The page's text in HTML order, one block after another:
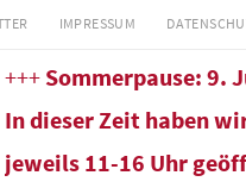
IMPRESSUM
+++ Sommerpause: 9.
In dieser Zeit haben
jeweils 11-16 Uhr